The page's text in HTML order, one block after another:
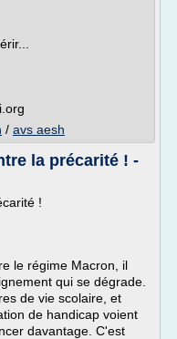
/ avs aesh
la précarité ! -
!
le régime Macron, il
qui se dégrade.
de vie scolaire, et
de handicap voient
davantage. C'est